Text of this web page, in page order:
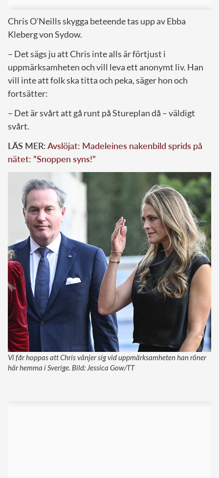
Chris O’Neills skygga beteende tas upp av Ebba
Kleberg von Sydow.
– Det sägs ju att Chris inte alls är förtjust i
uppmärksamheten och vill leva ett anonymt liv. Han
vill inte att folk ska titta och peka, säger hon och
fortsätter:
– Det är svårt att gå runt på Stureplan då – väldigt
svårt.
LÄS MER:Avslöjat: Madeleines nakenbild sprids på
nätet: ”Snoppen syns!”
Vi får hoppas att Chris vänjer sig vid uppmärksamheten han röner
här hemma i Sverige. Bild: Jessica Gow/TT